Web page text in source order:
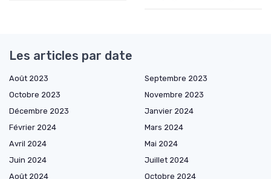
Les articles par date
Août 2023
Septembre 2023
Octobre 2023
Novembre 2023
Décembre 2023
Janvier 2024
Février 2024
Mars 2024
Avril 2024
Mai 2024
Juin 2024
Juillet 2024
Août 2024
Octobre 2024